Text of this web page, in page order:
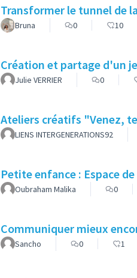
Transformer le tunnel de
Bruna 0 10
Création et partage d'un
Julie VERRIER 0
LIENS INTERGENERATIONS92
Petite enfance : Espace
Oubraham Malika 0
Communiquer mieux
Sancho 0 1